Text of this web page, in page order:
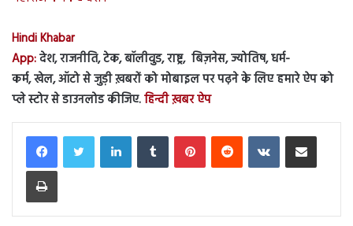
Hindi Khabar
App:देश, राजनीति, टेक, बॉलीवुड, राष्ट्र, बिज़नेस, ज्योतिष, धर्म-
कर्म, खेल, ऑटो से जुड़ी ख़बरों को मोबाइल पर पढ़ने के लिए हमारे ऐप को
प्ले स्टोर से डाउनलोड कीजिए.हिन्दी ख़बर ऐप
LinkedInTumblr PinterestReddit VKontakteShare via Email
Print